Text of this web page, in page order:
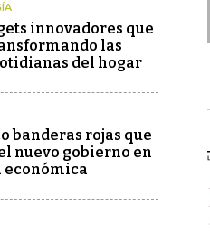
innovadores que
las
del hogar
banderas rojas que
nuevo gobierno en